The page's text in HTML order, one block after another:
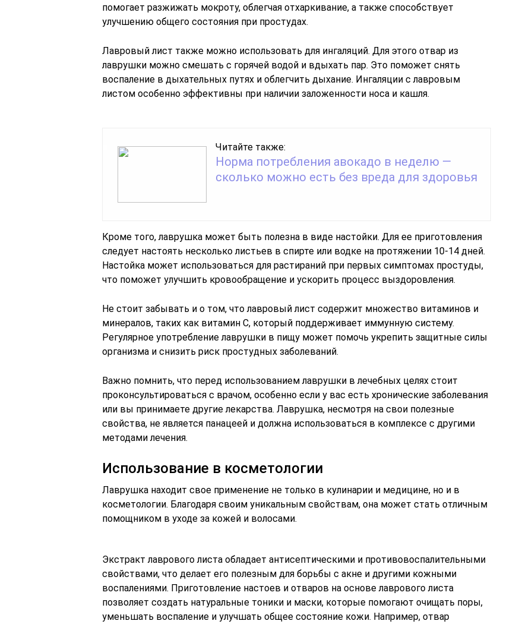
помогает разжижать мокроту, облегчая отхаркивание, а также способствует
улучшению общего состояния при простудах.
Лавровый лист также можно использовать для ингаляций. Для этого отвар из
лаврушки можно смешать с горячей водой и вдыхать пар. Это поможет снять
воспаление в дыхательных путях и облегчить дыхание. Ингаляции с лавровым
листом особенно эффективны при наличии заложенности носа и кашля.
Читайте также:
Норма потребления авокадо в неделю —
сколько можно есть без вреда для здоровья
Кроме того, лаврушка может быть полезна в виде настойки. Для ее приготовления
следует настоять несколько листьев в спирте или водке на протяжении 10-14 дней.
Настойка может использоваться для растираний при первых симптомах простуды,
что поможет улучшить кровообращение и ускорить процесс выздоровления.
Не стоит забывать и о том, что лавровый лист содержит множество витаминов и
минералов, таких как витамин C, который поддерживает иммунную систему.
Регулярное употребление лаврушки в пищу может помочь укрепить защитные силы
организма и снизить риск простудных заболеваний.
Важно помнить, что перед использованием лаврушки в лечебных целях стоит
проконсультироваться с врачом, особенно если у вас есть хронические заболевания
или вы принимаете другие лекарства. Лаврушка, несмотря на свои полезные
свойства, не является панацеей и должна использоваться в комплексе с другими
методами лечения.
Использование в косметологии
Лаврушка находит свое применение не только в кулинарии и медицине, но и в
косметологии. Благодаря своим уникальным свойствам, она может стать отличным
помощником в уходе за кожей и волосами.
Экстракт лаврового листа обладает антисептическими и противовоспалительными
свойствами, что делает его полезным для борьбы с акне и другими кожными
воспалениями. Приготовление настоев и отваров на основе лаврового листа
позволяет создать натуральные тоники и маски, которые помогают очищать поры,
уменьшать воспаление и улучшать общее состояние кожи. Например, отвар